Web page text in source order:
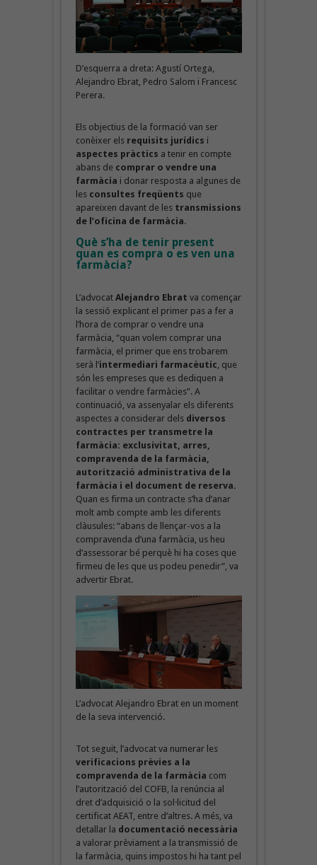
D’esquerra a dreta: Agustí Ortega,
Alejandro Ebrat, Pedro Salom i Francesc
Perera.
Els objectius de la formació van ser
conèixer els requisits jurídics i
aspectes pràctics a tenir en compte
abans de comprar o vendre una
farmàcia i donar resposta a algunes de
les consultes freqüents que
apareixen davant de les transmissions
de l’oficina de farmàcia.
Què s’ha de tenir present
quan es compra o es ven una
farmàcia?
L’advocat Alejandro Ebrat va començar
la sessió explicant el primer pas a fer a
l’hora de comprar o vendre una
farmàcia, “quan volem comprar una
farmàcia, el primer que ens trobarem
serà l’intermediari farmacèutic , que
són les empreses que es dediquen a
facilitar o vendre farmàcies”. A
continuació, va assenyalar els diferents
aspectes a considerar dels diversos
contractes per transmetre la
farmàcia: exclusivitat, arres,
compravenda de la farmàcia,
autorització administrativa de la
farmàcia i el document de reserva.
Quan es firma un contracte s’ha d’anar
molt amb compte amb les diferents
clàusules: “abans de llençar-vos a la
compravenda d’una farmàcia, us heu
d’assessorar bé perquè hi ha coses que
firmeu de les que us podeu penedir”, va
advertir Ebrat.
L’advocat Alejandro Ebrat en un moment
de la seva intervenció.
Tot seguit, l’advocat va numerar les
verificacions prèvies a la
compravenda de la farmàcia com
l’autorització del COFB, la renúncia al
dret d’adquisició o la sol·licitud del
certificat AEAT, entre d’altres. A més, va
detallar la documentació necessària
a valorar prèviament a la transmissió de
la farmàcia, quins impostos hi ha tant pel